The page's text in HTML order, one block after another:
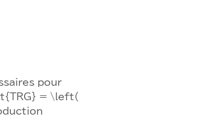
pour
= \left(